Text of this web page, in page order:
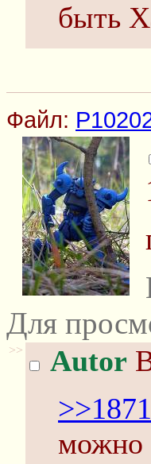
быть
Файл:
Для
>> Autor
>>1871
можно